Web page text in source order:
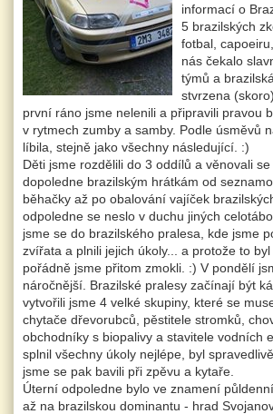
informací o
5 brazilských
fotbal,
nás čekalo
týmů a
stvrzena
první ráno jsme nelenili a připravili pravou
v rytmech zumby a samby. Podle úsměvů
líbila, stejně jako všechny následující. :)
Děti jsme rozdělili do 3 oddílů a věnovali
dopoledne brazilským hrátkám od
běhačky až po obalování vajíček
odpoledne se neslo v duchu jiných
jsme se do brazilského pralesa, kde jsme
zvířata a plnili jejich úkoly... a protože to
pořádně jsme přitom zmokli. :) V pondělí
náročnější. Brazilské pralesy začínají být
vytvořili jsme 4 velké skupiny, které se
chytače dřevorubců, pěstitele stromků,
obchodníky s biopalivy a stavitele vodních
splnil všechny úkoly nejlépe, byl
jsme se pak bavili při zpěvu a kytaře.
Úterní odpoledne bylo ve znamení
až na brazilskou dominantu - hrad